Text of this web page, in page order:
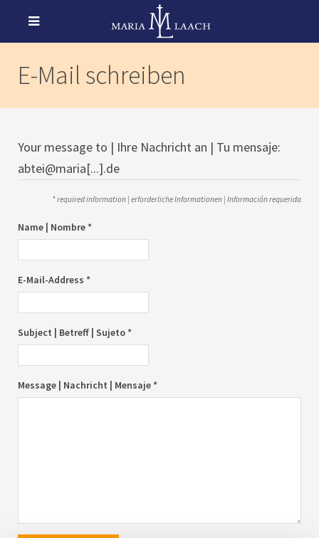
E-Mail schreiben
Your message to | Ihre Nachricht an | Tu mensaje:
abtei@maria[...].de
* required information | erforderliche Informationen | Información requerida
Name | Nombre *
E-Mail-Address *
Subject | Betreff | Sujeto *
Message | Nachricht | Mensaje *